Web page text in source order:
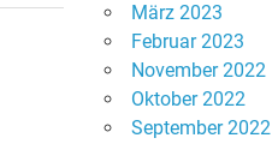
März 2023
Februar 2023
November 2022
Oktober 2022
September 2022